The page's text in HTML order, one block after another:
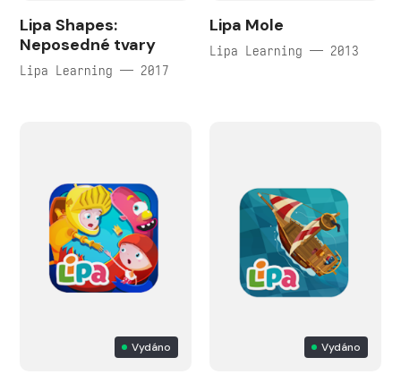
Lipa Shapes:
Neposedné tvary
Lipa Learning — 2017
Lipa Mole
Lipa Learning — 2013
Vydáno Vydáno